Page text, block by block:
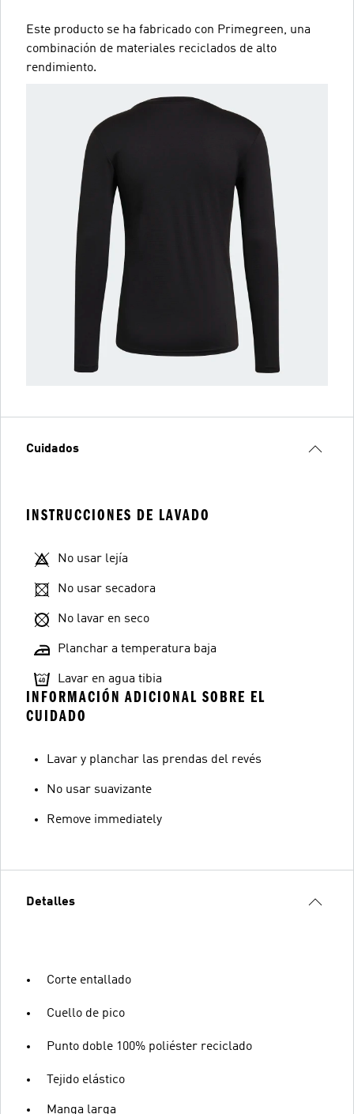
Este producto se ha fabricado con Primegreen, una
combinación de materiales reciclados de alto
rendimiento.
Cuidados
INSTRUCCIONES DE LAVADO
No usar lejía
No usar secadora
No lavar en seco
Planchar a temperatura baja
Lavar en agua tibia
INFORMACIÓN ADICIONAL SOBRE EL
CUIDADO
Lavar y planchar las prendas del revés
No usar suavizante
Remove immediately
Detalles
Corte entallado
Cuello de pico
Punto doble 100% poliéster reciclado
Tejido elástico
Manga larga